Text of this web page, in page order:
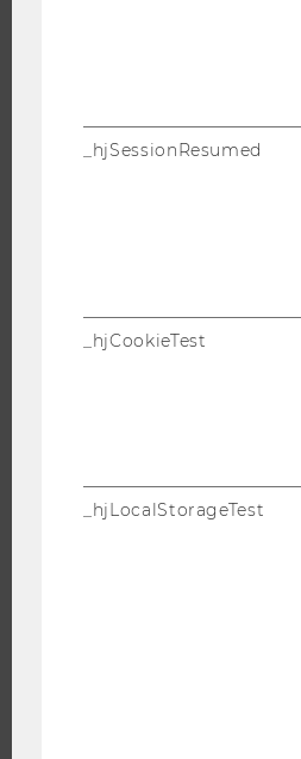
EXECUTIVE EDUCATION
INTERNATIONALE UND INCOMING
ANGEBOTE FÜR SCHULEN UND
FORSCHENDE
_hjSessionResumed
_hjCookieTest
_hjLocalStorageTest